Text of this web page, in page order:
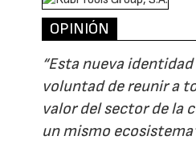
OPINIÓN
“Esta nueva
voluntad de reunir a
valor del sector de la
un mismo